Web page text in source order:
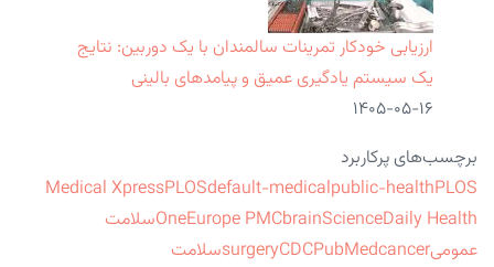
ارزیابی خودکار تمرینات سالمندان با یک دوربین: نتایج
یک سیستم یادگیری عمیق و پیامدهای بالینی
۱۴۰۵-۰۵-۱۶
برچسب‌های پرکاربرد
Medical XpressPLOSdefault-medicalpublic-healthPLOS
OneEurope PMCbrainScienceDaily Health
سلامت
عمومی
surgeryCDCPubMedcancer
سلامت